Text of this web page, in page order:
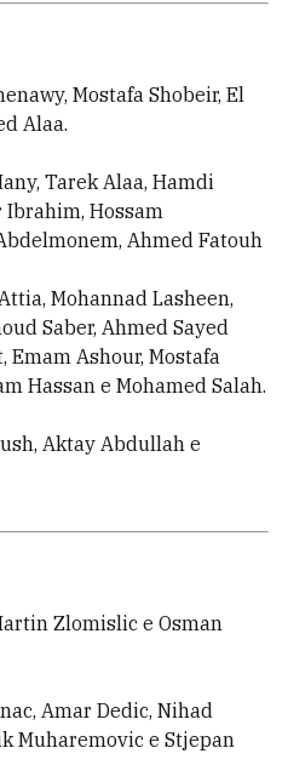
Mostafa Shobeir, El
Alaa.
Tarek Alaa, Hamdi
Ibrahim, Hossam
Ahmed Fatouh
Mohannad Lasheen,
Saber, Ahmed Sayed
Emam Ashour, Mostafa
Hassan e Mohamed Salah.
Aktay Abdullah e
Zlomislic e Osman
Amar Dedic, Nihad
Muharemovic e Stjepan